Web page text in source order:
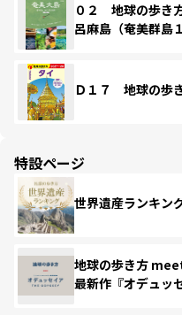
０２ 地球の歩
呂麻島（奄美群
Ｄ１７ 地球の歩
特設ページ
世界遺産ランキン
地球の歩き方
最新作『オデュッ